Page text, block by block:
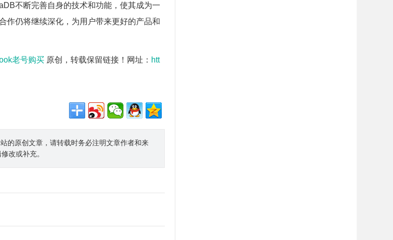
不断完善自身的技术和功能，使其成为一
作仍将继续深化，为用户带来更好的产品和
老号购买 原创，转载保留链接！网址： htt
的原创文章，请转载时务必注明文章作者和来
改或补充。